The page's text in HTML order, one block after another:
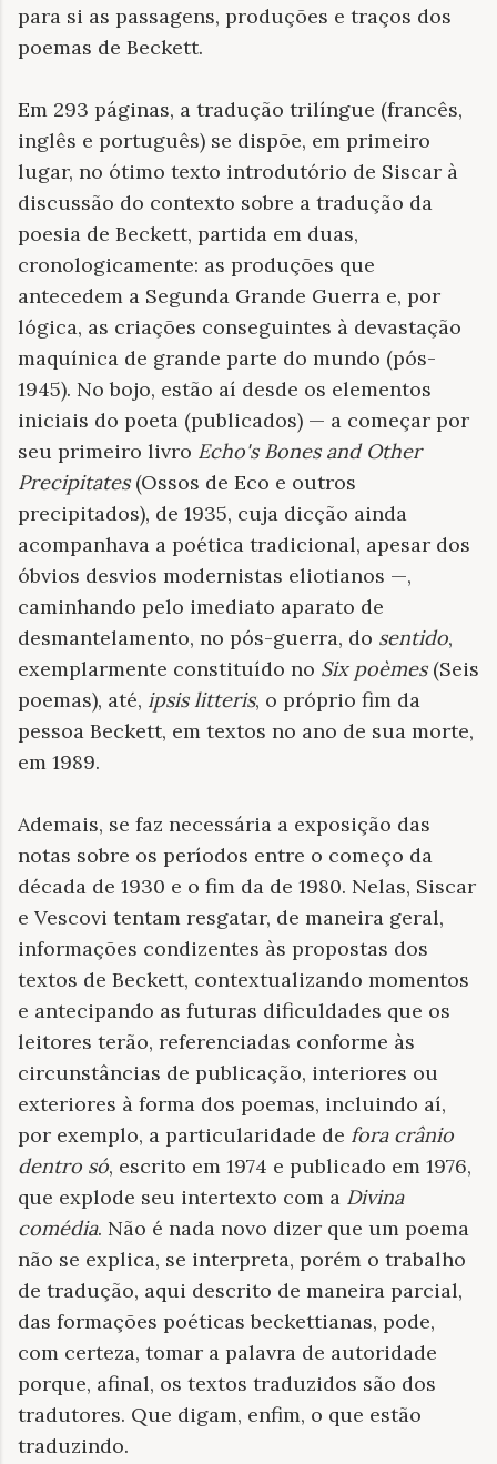
para si as passagens, produções e traços dos
poemas de Beckett.
Em 293 páginas, a tradução trilíngue (francês,
inglês e português) se dispõe, em primeiro
lugar, no ótimo texto introdutório de Siscar à
discussão do contexto sobre a tradução da
poesia de Beckett, partida em duas,
cronologicamente: as produções que
antecedem a Segunda Grande Guerra e, por
lógica, as criações conseguintes à devastação
maquínica de grande parte do mundo (pós-
1945). No bojo, estão aí desde os elementos
iniciais do poeta (publicados) — a começar por
seu primeiro livro Echo's Bones and Other
Precipitates(Ossos de Eco e outros
precipitados), de 1935, cuja dicção ainda
acompanhava a poética tradicional, apesar dos
óbvios desvios modernistas eliotianos —,
caminhando pelo imediato aparato de
desmantelamento, no pós-guerra, do sentido,
exemplarmente constituído no Six poèmes(Seis
poemas), até, ipsis litteris, o próprio fim da
pessoa Beckett, em textos no ano de sua morte,
em 1989.
Ademais, se faz necessária a exposição das
notas sobre os períodos entre o começo da
década de 1930 e o fim da de 1980. Nelas, Siscar
e Vescovi tentam resgatar, de maneira geral,
informações condizentes às propostas dos
textos de Beckett, contextualizando momentos
e antecipando as futuras dificuldades que os
leitores terão, referenciadas conforme às
circunstâncias de publicação, interiores ou
exteriores à forma dos poemas, incluindo aí,
por exemplo, a particularidade de fora crânio
dentro só, escrito em 1974 e publicado em 1976,
que explode seu intertexto com a Divina
comédia. Não é nada novo dizer que um poema
não se explica, se interpreta, porém o trabalho
de tradução, aqui descrito de maneira parcial,
das formações poéticas beckettianas, pode,
com certeza, tomar a palavra de autoridade
porque, afinal, os textos traduzidos são dos
tradutores. Que digam, enfim, o que estão
traduzindo.